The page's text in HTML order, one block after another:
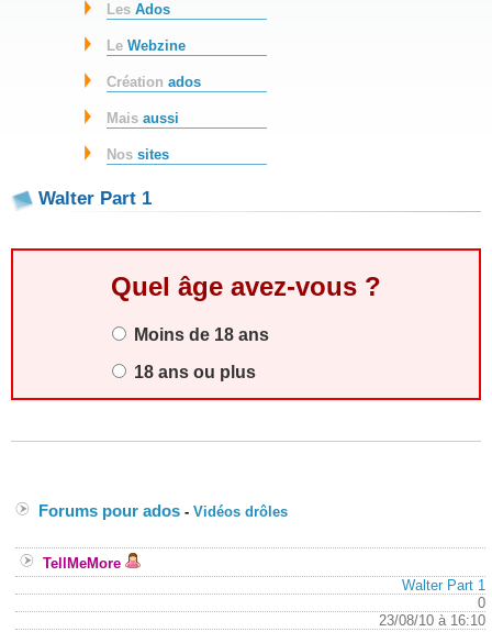
LesAdos
LeWebzine
Créationados
Maisaussi
Nossites
Walter Part 1
Quel âge avez-vous ?
Moins de 18 ans
18 ans ou plus
Forums pour ados - Vidéos drôles
TellMeMore
Walter Part 1
0
23/08/10 à 16:10